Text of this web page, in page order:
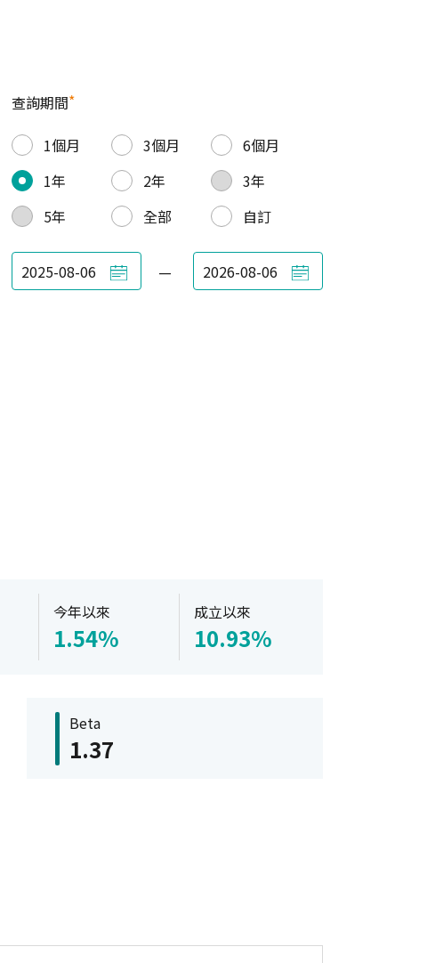
查詢期間*
1個月 3個月
6個月
1年
2年
3年
5年
全部 自訂
—
今年以來
1.54%
成立以來
10.93%
Beta
1.37